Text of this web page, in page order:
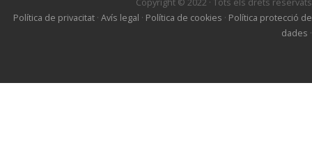
Copyright © 2022 · Tots els drets reservats
Política de privacitat · Avís legal · Política de cookies · Política protecció de
dades ·